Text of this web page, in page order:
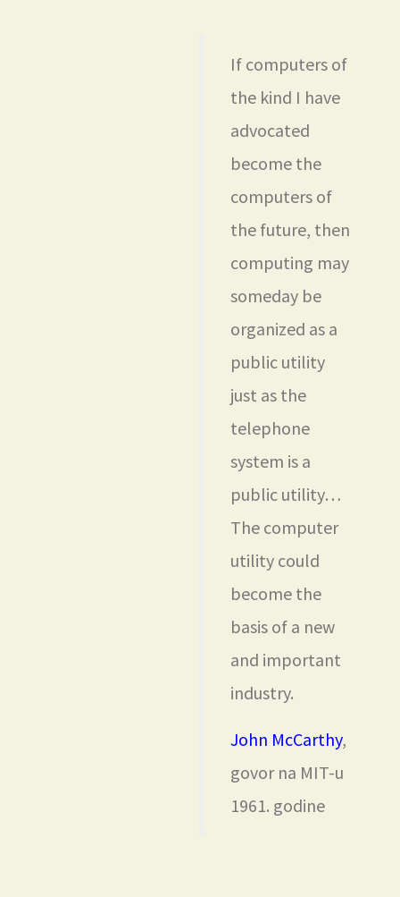
If computers of
the kind I have
advocated
become the
computers of
the future, then
computing may
someday be
organized as a
public utility
just as the
telephone
system is a
public utility…
The computer
utility could
become the
basis of a new
and important
industry.
John McCarthy,
govor na MIT-u
1961. godine